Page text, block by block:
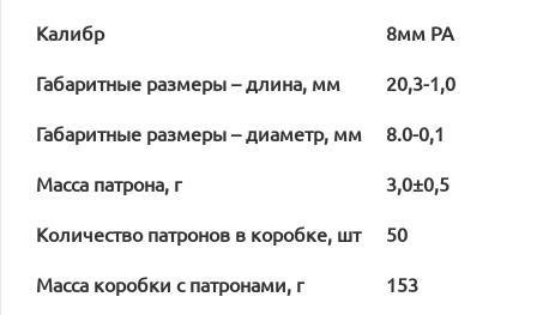
Калибр
8мм РА
Габаритные размеры – длина, мм 20,3-1,0
Габаритные размеры – диаметр, мм 8.0-0,1
Масса патрона, г 3,0±0,5
Количество патронов в коробке, шт 50
Масса коробки с патронами, г 153